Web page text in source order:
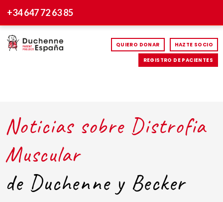
+34 647 72 63 85
QUIERO DONAR HAZTE SOCIO
REGISTRO DE PACIENTES
Noticias sobre Distrofia
Muscular
de Duchenne y Becker